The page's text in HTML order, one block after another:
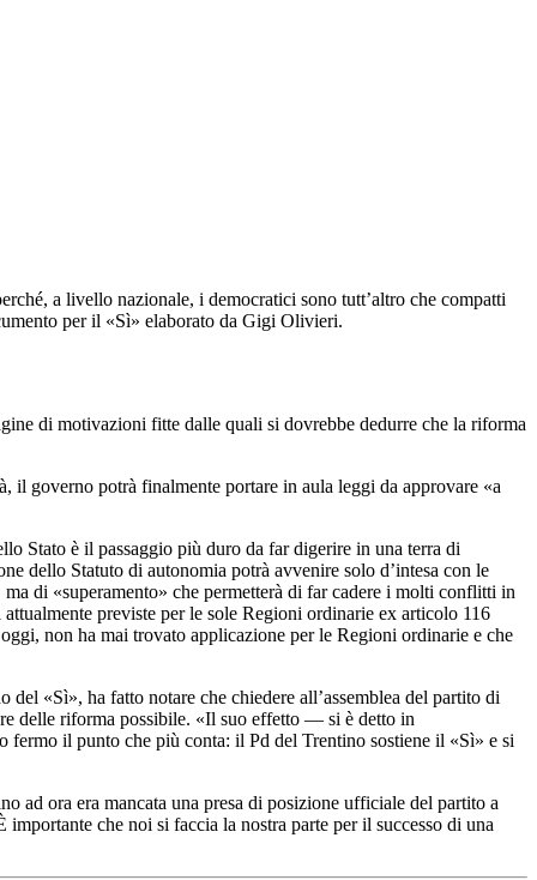
a livello nazionale, i democratici sono tutt’altro che compatti
per il «Sì» elaborato da Gigi Olivieri.
di motivazioni fitte dalle quali si dovrebbe dedurre che la riforma
il governo potrà finalmente portare in aula leggi da approvare «a
Stato è il passaggio più duro da far digerire in una terra di
dello Statuto di autonomia potrà avvenire solo d’intesa con le
di «superamento» che permetterà di far cadere i molti conflitti in
previste per le sole Regioni ordinarie ex articolo 116
non ha mai trovato applicazione per le Regioni ordinarie e che
«Sì», ha fatto notare che chiedere all’assemblea del partito di
delle riforma possibile. «Il suo effetto — si è detto in
fermo il punto che più conta: il Pd del Trentino sostiene il «Sì» e si
ad ora era mancata una presa di posizione ufficiale del partito a
che noi si faccia la nostra parte per il successo di una